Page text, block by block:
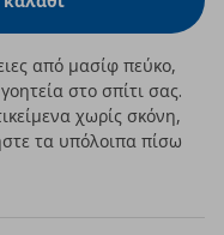
από μασίφ πεύκο,
στο σπίτι σας.
χωρίς σκόνη,
τα υπόλοιπα πίσω